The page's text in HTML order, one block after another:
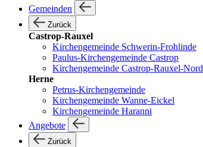
Gemeinden
Zurück
Castrop-Rauxel
Kirchengemeinde Schwerin-Frohlinde
Paulus-Kirchengemeinde Castrop
Kirchengemeinde Castrop-Rauxel-Nord
Herne
Petrus-Kirchengemeinde
Kirchengemeinde Wanne-Eickel
Kirchengemeinde Haranni
Angebote
Zurück